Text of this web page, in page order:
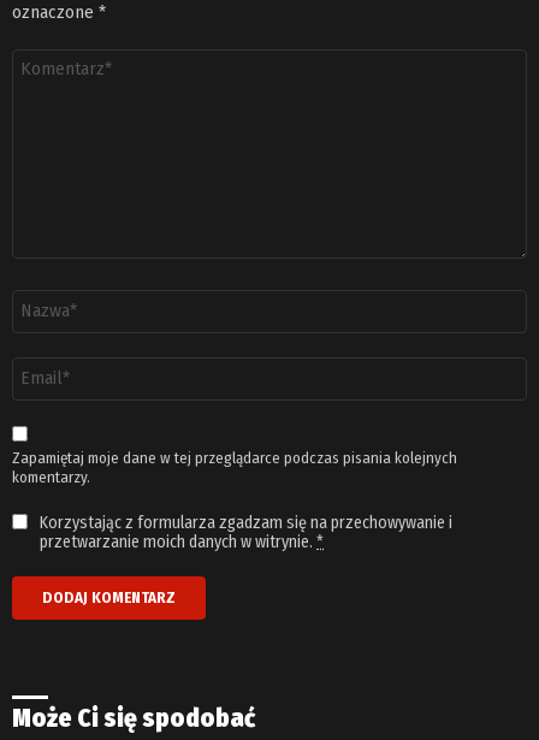
oznaczone *
email
*
Zapamiętaj moje dane w tej przeglądarce podczas pisania kolejnych
komentarzy.
Korzystając z formularza zgadzam się na przechowywanie i
przetwarzanie moich danych w witrynie. *
Może Ci się spodobać